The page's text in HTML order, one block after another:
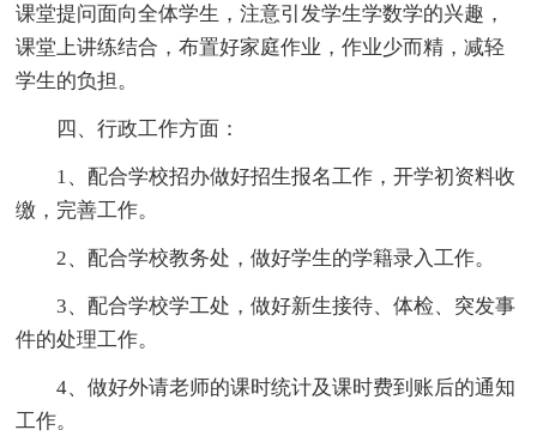
课堂提问面向全体学生，注意引发学生学数学的兴趣，
课堂上讲练结合，布置好家庭作业，作业少而精，减轻
学生的负担。
四、行政工作方面：
1、配合学校招办做好招生报名工作，开学初资料收
缴，完善工作。
2、配合学校教务处，做好学生的学籍录入工作。
3、配合学校学工处，做好新生接待、体检、突发事
件的处理工作。
4、做好外请老师的课时统计及课时费到账后的通知
工作。